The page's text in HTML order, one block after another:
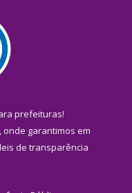
prefeituras!
onde garantimos em
leis de transparência